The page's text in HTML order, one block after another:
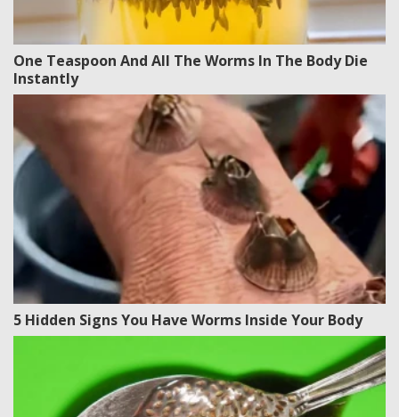
One Teaspoon And All The Worms In The Body Die
Instantly
5 Hidden Signs You Have Worms Inside Your Body